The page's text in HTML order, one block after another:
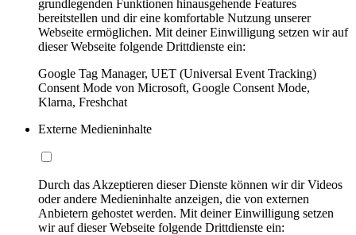
grundlegenden Funktionen hinausgehende Features
bereitstellen und dir eine komfortable Nutzung unserer
Webseite ermöglichen. Mit deiner Einwilligung setzen wir auf
dieser Webseite folgende Drittdienste ein:
Google Tag Manager, UET (Universal Event Tracking)
Consent Mode von Microsoft, Google Consent Mode,
Klarna, Freshchat
Externe Medieninhalte
Durch das Akzeptieren dieser Dienste können wir dir Videos
oder andere Medieninhalte anzeigen, die von externen
Anbietern gehostet werden. Mit deiner Einwilligung setzen
wir auf dieser Webseite folgende Drittdienste ein: